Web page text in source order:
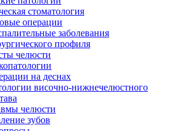
стоматология
операции
заболевания
профиля
челюсти
на деснах
височно-нижнечелюстного
челюсти
зубов